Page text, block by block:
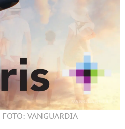
FOTO: VANGUARDIA